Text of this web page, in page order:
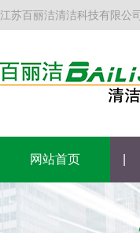
江苏百丽洁清洁科技有限公
网站首页